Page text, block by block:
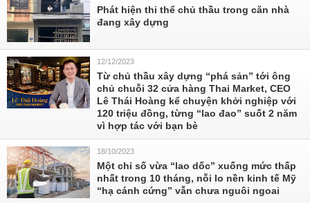
Phát hiện thi thể chủ thầu trong căn nhà
đang xây dựng
12/12/2023
Từ chủ thầu xây dựng “phá sản” tới ông
chủ chuỗi 32 cửa hàng Thai Market, CEO
Lê Thái Hoàng kể chuyện khởi nghiệp với
120 triệu đồng, từng “lao đao” suốt 2 năm
vì hợp tác với bạn bè
18/10/2023
Một chỉ số vừa “lao dốc” xuống mức thấp
nhất trong 10 tháng, nỗi lo nền kinh tế Mỹ
“hạ cánh cứng” vẫn chưa nguôi ngoai